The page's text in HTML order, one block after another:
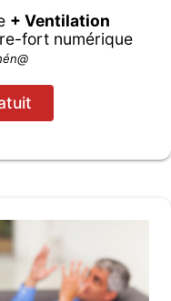
+ Ventilation
fort numérique